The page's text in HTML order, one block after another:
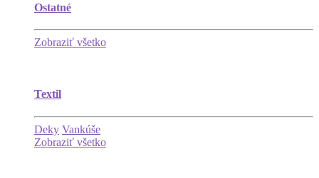
Ostatné
Zobraziť všetko
Textil
Deky Vankúše
Zobraziť všetko